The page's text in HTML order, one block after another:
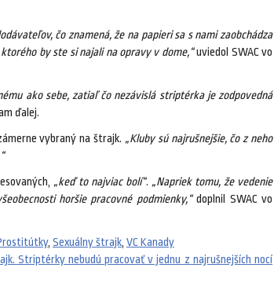
čo znamená, že na papieri sa s nami zaobchádza
by ste si najali na opravy v dome,“uviedol SWAC vo
ako sebe, zatiaľ čo nezávislá striptérka je zodpovedná
ďalej.
vybraný na štrajk. „Kluby sú najrušnejšie, čo z neho
„keď to najviac bolí“. „Napriek tomu, že vedenie
horšie pracovné podmienky,“doplnil SWAC vo
, Sexuálny štrajk, VC Kanady
Striptérky nebudú pracovať v jednu z najrušnejších nocí